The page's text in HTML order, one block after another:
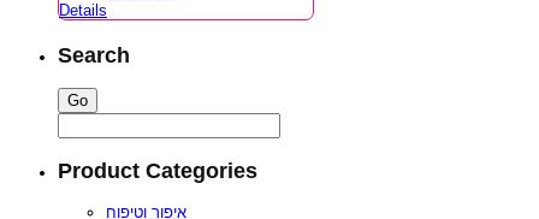
Details
Search
Product Categories
איפור וטיפוח